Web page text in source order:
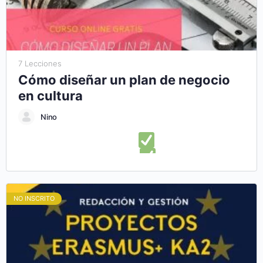
autónomo y en el Aprender Haciendo (Learning-by-Doing),
podrás conocer algunas de las oportunidades europeas de
formación y participación en el ámbito juvenil.
7 Lecciones
Cómo diseñar un plan de negocio
en cultura
Nino
para el diseño de una estructura de plan de negocios
Presentar con éxito un plan de negocio cultural
Descubrir
herramientas para diseñar un plan de empresa cultural
Aprender a administrar y ejecutar correctamente tu plan de
NO INSCRITO